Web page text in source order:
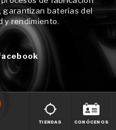
baterías del
y rendimiento.
TIENDAS CONÓCENOS